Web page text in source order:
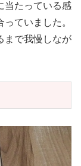
当たっている感
ていました。
まで我慢しなが